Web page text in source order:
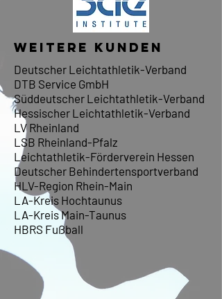
WEITERE KUNDEN
Deutscher Leichtathletik-Verband
DTB Service GmbH
Süddeutscher Leichtathletik-Verband
Hessischer Leichtathletik-Verband
LV Rheinland
LSB Rheinland-Pfalz
Leichtathletik-Förderverein Hessen
Deutscher Behindertensportverband
HLV-Region Rhein-Main
LA-Kreis Hochtaunus
LA-Kreis Main-Taunus
HBRS Fußball